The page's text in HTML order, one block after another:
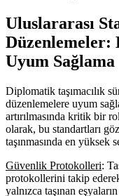
Uluslararası
Düzenlemeler:
Uyum Sağlama
Diplomatik taşımacılık
düzenlemelere uyum
artırılmasında kritik bir
olarak, bu standartları
taşınmasında en
Güvenlik Protokolleri:
protokollerini takip
yalnızca taşınan